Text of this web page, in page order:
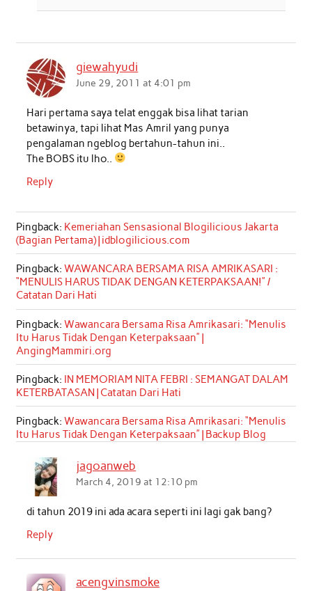
giewahyudi
June 29, 2011 at 4:01 pm
Hari pertama saya telat enggak bisa lihat tarian
betawinya, tapi lihat Mas Amril yang punya
pengalaman ngeblog bertahun-tahun ini..
The BOBS itu lho..
Reply
Pingback: Kemeriahan Sensasional Blogilicious Jakarta
(Bagian Pertama) | idblogilicious.com
Pingback: WAWANCARA BERSAMA RISA AMRIKASARI :
“MENULIS HARUS TIDAK DENGAN KETERPAKSAAN!” /
Catatan Dari Hati
Pingback: Wawancara Bersama Risa Amrikasari: “Menulis
Itu Harus Tidak Dengan Keterpaksaan” |
AngingMammiri.org
Pingback: IN MEMORIAM NITA FEBRI : SEMANGAT DALAM
KETERBATASAN | Catatan Dari Hati
Pingback: Wawancara Bersama Risa Amrikasari: “Menulis
Itu Harus Tidak Dengan Keterpaksaan” | Backup Blog
jagoanweb
March 4, 2019 at 12:10 pm
di tahun 2019 ini ada acara seperti ini lagi gak bang?
Reply
acengvinsmoke